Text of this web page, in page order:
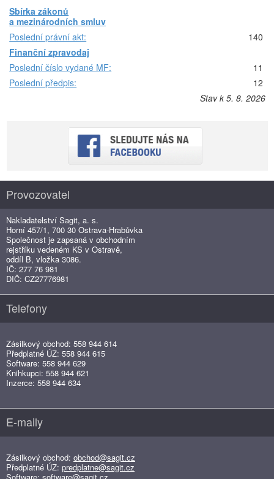
Sbírka zákonů
a mezinárodních smluv
Poslední právní akt:
140
Finanční zpravodaj
Poslední číslo vydané MF:
11
Poslední předpis:
12
Stav k 5. 8. 2026
Provozovatel
Nakladatelství Sagit, a. s.
Horní 457/1, 700 30 Ostrava-Hrabůvka
Společnost je zapsaná v obchodním
rejstříku vedeném KS v Ostravě,
oddíl B, vložka 3086.
IČ: 277 76 981
DIČ: CZ27776981
Telefony
Zásilkový obchod: 558 944 614
Předplatné ÚZ: 558 944 615
Software: 558 944 629
Knihkupci: 558 944 621
Inzerce: 558 944 634
E-maily
Zásilkový obchod: obchod@sagit.cz
Předplatné ÚZ: predplatne@sagit.cz
Software: software@sagit.cz